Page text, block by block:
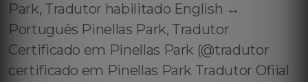
Park, Tradutor habilitado English ↔️
Português Pinellas Park, Tradutor
Certificado em Pinellas Park (@tradutor
certificado em Pinellas Park Tradutor Ofiial